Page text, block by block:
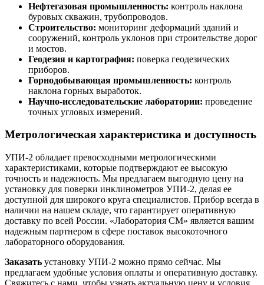
Нефтегазовая промышленность: контроль наклона
буровых скважин, трубопроводов.
Строительство: мониторинг деформаций зданий и
сооружений, контроль уклонов при строительстве дорог
и мостов.
Геодезия и картография: поверка геодезических
приборов.
Горнодобывающая промышленность: контроль
наклона горных выработок.
Научно-исследовательские лаборатории: проведение
точных угловых измерений.
Метрологическая характеристика и доступность
УПИ-2 обладает превосходными метрологическими
характеристиками, которые подтверждают ее высокую
точность и надежность. Мы предлагаем выгодную цену на
установку для поверки инклинометров УПИ-2, делая ее
доступной для широкого круга специалистов. Прибор всегда в
наличии на нашем складе, что гарантирует оперативную
доставку по всей России. «Лаборатория СМ» является вашим
надежным партнером в сфере поставок высокоточного
лабораторного оборудования.
Заказать установку УПИ-2 можно прямо сейчас. Мы
предлагаем удобные условия оплаты и оперативную доставку.
Свяжитесь с нами, чтобы узнать актуальную цену и условия